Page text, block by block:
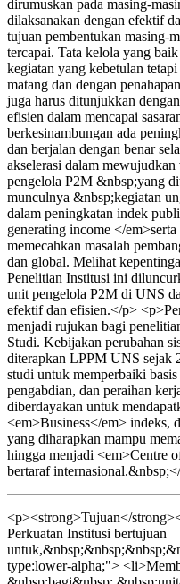
dirumuskan pada masing-
dilaksanakan dengan efektif
tujuan pembentukan masing-
tercapai. Tata kelola yang
kegiatan yang kebetulan
matang dan dengan
juga harus ditunjukkan
efisien dalam mencapai
berkesinambungan ada
dan berjalan dengan benar
akselerasi dalam
pengelola P2M &nbsp;yang
munculnya &nbsp;kegiatan
dalam peningkatan indek
generating income </
memecahkan masalah
dan global. Melihat
Penelitian Institusi ini
unit pengelola P2M di UNS
efektif dan efisien.</p>
menjadi rujukan bagi
Studi. Kebijakan perubahan
diterapkan LPPM UNS sejak
studi untuk memperbaiki
pengabdian, dan peraihan
diberdayakan untuk
<em>Business</em> indeks,
yang diharapkan mampu
hingga menjadi <em>Centre
bertaraf
<p><strong>Tujuan</
Perkuatan Institusi bertujuan
type:lower-alpha;">